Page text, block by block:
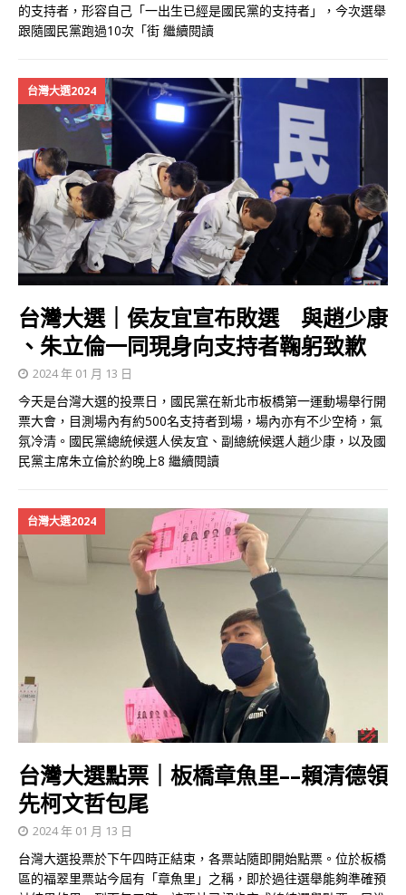
的支持者，形容自己「一出生已經是國民黨的支持者」，今次選舉
跟隨國民黨跑過10次「街 繼續閱讀
台灣大選2024
台灣大選｜侯友宜宣布敗選 與趙少康
、朱立倫一同現身向支持者鞠躬致歉
2024 年 01 月 13 日
今天是台灣大選的投票日，國民黨在新北市板橋第一運動場舉行開
票大會，目測場內有約500名支持者到場，場內亦有不少空椅，氣
氛冷清。國民黨總統候選人侯友宜、副總統候選人趙少康，以及國
民黨主席朱立倫於約晚上8 繼續閱讀
台灣大選2024
台灣大選點票｜板橋章魚里––賴清德領
先柯文哲包尾
2024 年 01 月 13 日
台灣大選投票於下午四時正結束，各票站隨即開始點票。位於板橋
區的福翠里票站今屆有「章魚里」之稱，即於過往選舉能夠準確預